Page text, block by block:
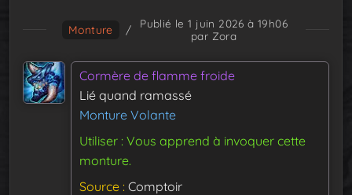
Monture /
Publié le 1 juin 2026 à 19h06
par Zora
Cormère de flamme froide
Lié quand ramassé
Monture Volante
Utiliser : Vous apprend à invoquer cette
monture.
Source Comptoir